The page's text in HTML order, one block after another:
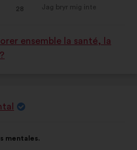
28
betecknats
Jag bryr mig inte
:gånger
ensemble la santé, la
mentales.